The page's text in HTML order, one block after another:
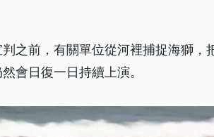
之前，有關單位從河裡捕捉海獅，
會日復一日持續上演。